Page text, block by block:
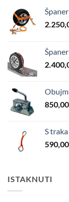
850,00
S
590,00
ISTAKNUTI